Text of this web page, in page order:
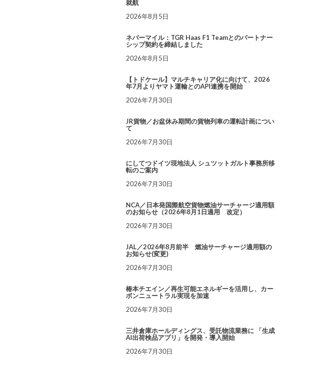
就航
2026年8月5日
ネバーマイル：TGR Haas F1 Teamとのパートナー
シップ契約を締結しました
2026年8月5日
【トドケール】マルチキャリア化に向けて、2026
年7月よりヤマト運輸とのAPI連携を開始
2026年7月30日
JR貨物／お盆休み期間の貨物列車の運転計画につい
て
2026年7月30日
にしてつドイツ現地法人 シュツットガルト事務所移
転のご案内
2026年7月30日
NCA／日本発国際航空貨物燃油サーチャージ適用額
のお知らせ（2026年8月1日適用 改定）
2026年7月30日
JAL／2026年8月前半 燃油サーチャージ適用額の
お知らせ(変更)
2026年7月30日
椿本チエイン／再生可能エネルギーを活用し、カー
ボンニュートラル実現を加速
2026年7月30日
三井倉庫ホールディングス、受託物流業務に 「生成
AI出荷検品アプリ」を開発・導入開始
2026年7月30日